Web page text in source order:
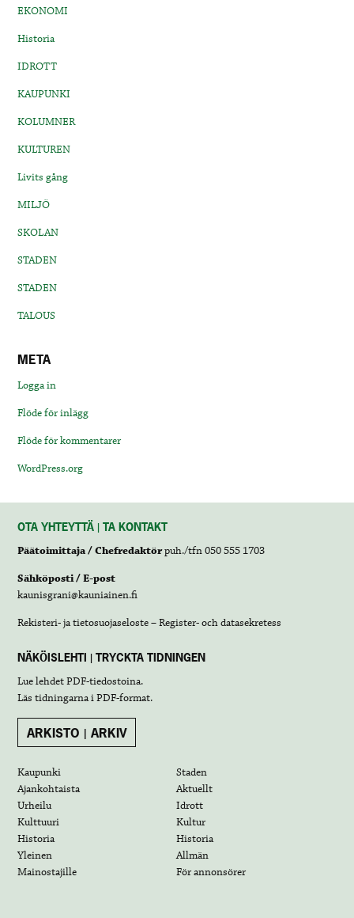
EKONOMI
Historia
IDROTT
KAUPUNKI
KOLUMNER
KULTUREN
Livits gång
MILJÖ
SKOLAN
STADEN
STADEN
TALOUS
META
Logga in
Flöde för inlägg
Flöde för kommentarer
WordPress.org
OTA YHTEYTTÄ | TA KONTAKT
Päätoimittaja / Chefredaktörpuh./tfn 050 555 1703
Sähköposti / E-post
kaunisgrani@kauniainen.fi
Rekisteri- ja tietosuojaseloste – Register- och datasekretess
NÄKÖISLEHTI | TRYCKTA TIDNINGEN
Lue lehdetPDF-tiedostoina.
Läs tidningarna iPDF-format.
ARKISTO | ARKIV
Kaupunki
Staden
Ajankohtaista
Aktuellt
Urheilu
Idrott
Kulttuuri
Kultur
Historia
Historia
Yleinen
Allmän
Mainostajille
För annonsörer